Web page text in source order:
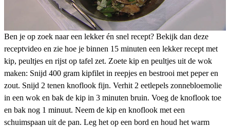
Ben je op zoek naar een lekker én snel recept? Bekijk dan deze
receptvideo en zie hoe je binnen 15 minuten een lekker recept met
kip, peultjes en rijst op tafel zet. Zoete kip en peultjes uit de wok
maken: Snijd 400 gram kipfilet in reepjes en bestrooi met peper en
zout. Snijd 2 tenen knoflook fijn. Verhit 2 eetlepels zonnebloemolie
in een wok en bak de kip in 3 minuten bruin. Voeg de knoflook toe
en bak nog 1 minuut. Neem de kip en knoflook met een
schuimspaan uit de pan. Leg het op een bord en houd het warm